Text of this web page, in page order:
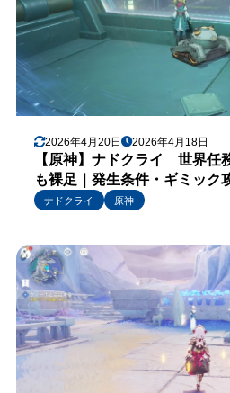
2026年4月20日 2026年4月18日
【原神】ナドクライ 世界任
も裸足｜発生条件・ギミック
ナドクライ
原神